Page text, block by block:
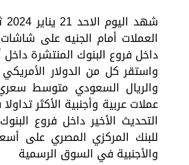
العملات أمام الجنيه على شاشات
داخل فروع البنوك المنتشرة داخل
واستقر كل من الدولار الأمريكي
عملات عربية وأجنبية الأكثر
التحديث الأخير داخل فروع
للبنك المركزي المصري على
والأجنبية في السوق الرسمية